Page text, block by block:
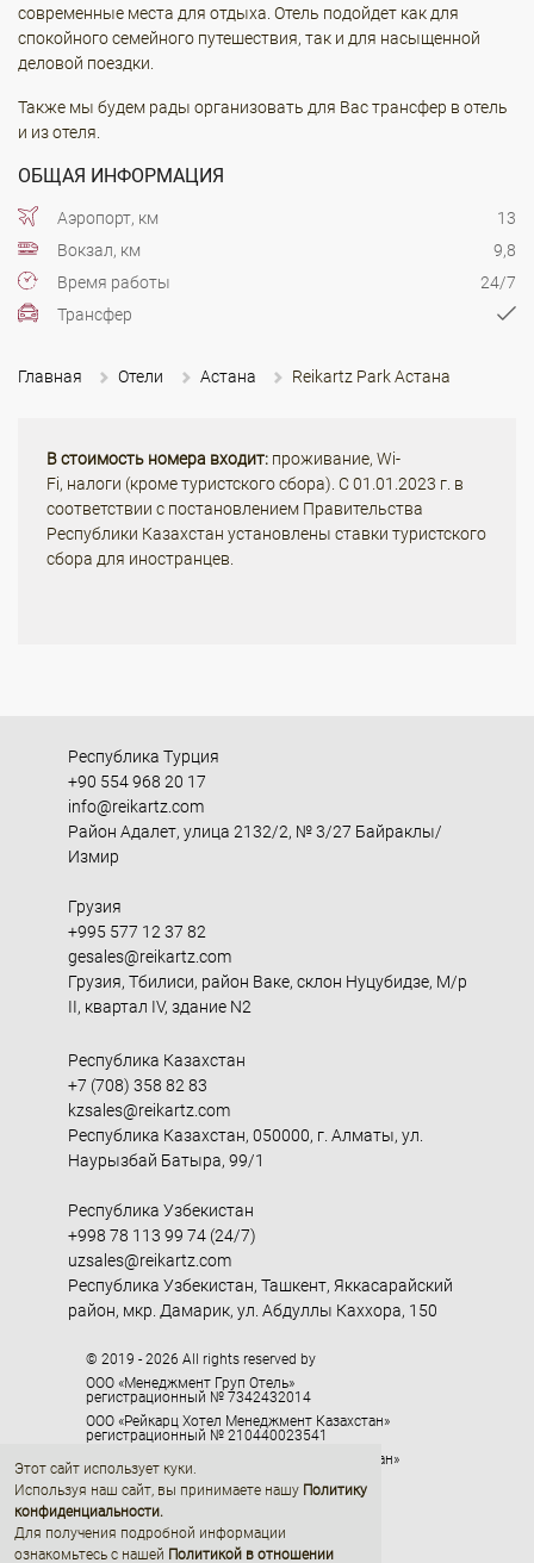
современные места для отдыха. Отель подойдет как для
спокойного семейного путешествия, так и для насыщенной
деловой поездки.
Также мы будем рады организовать для Вас трансфер в отель
и из отеля.
ОБЩАЯ ИНФОРМАЦИЯ
Аэропорт, км
13
Вокзал, км
9,8
Время работы
24/7
Трансфер
Главная Отели Астана Reikartz Park Астана
В стоимость номера входит: проживание, Wi-
Fi, налоги (кроме туристского сбора). С 01.01.2023 г. в
соответствии с постановлением Правительства
Республики Казахстан установлены ставки туристского
сбора для иностранцев.
Этот сайт использует куки.
Используя наш сайт, вы принимаете нашу Политику
конфиденциальности.
Для получения подробной информации
ознакомьтесь с нашей Политикой в отношении
Республика Турция
+90 554 968 20 17
info@reikartz.com
Район Адалет, улица 2132/2, № 3/27 Байраклы/
Измир
Грузия
+995 577 12 37 82
gesales@reikartz.com
Грузия, Тбилиси, район Ваке, склон Нуцубидзе, М/р
II, квартал IV, здание N2
Республика Казахстан
+7 (708) 358 82 83
kzsales@reikartz.com
Республика Казахстан, 050000, г. Алматы, ул.
Наурызбай Батыра, 99/1
Республика Узбекистан
+998 78 113 99 74 (24/7)
uzsales@reikartz.com
Республика Узбекистан, Ташкент, Яккасарайский
район, мкр. Дамарик, ул. Абдуллы Каххора, 150
© 2019 - 2026 All rights reserved by
ООО «Менеджмент Груп Отель»
регистрационный № 7342432014
ООО «Рейкарц Хотел Менеджмент Казахстан»
регистрационный № 210440023541
ООО «Рейкарц Хотел Менеджмент Узбекистан»
регистрационный № 1095104
ООО «Эйчэмси Джорджия»
регистрационный № 405329416